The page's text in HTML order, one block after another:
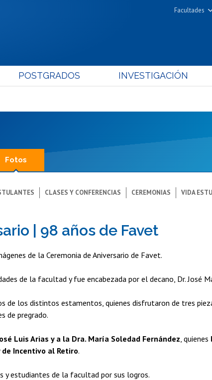
Facultades
Cs.
Cs.
POSTGRADOS INVESTIGACIÓN
Fotos
CLASES Y CONFERENCIAS CEREMONIAS VIDA
| 98 años de Favet
de la Ceremonia de Aniversario de Favet.
de la facultad y fue encabezada por el decano, Dr. José
de los distintos estamentos, quienes disfrutaron de tres
de pregrado.
Luis Arias y a la Dra. María Soledad Fernández , quienes
Incentivo al Retiro.
y estudiantes de la facultad por sus logros.